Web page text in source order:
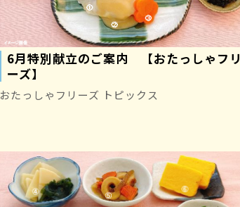
6月特別献立のご案内 【おたっしゃフリ
ーズ】
おたっしゃフリーズ トピックス